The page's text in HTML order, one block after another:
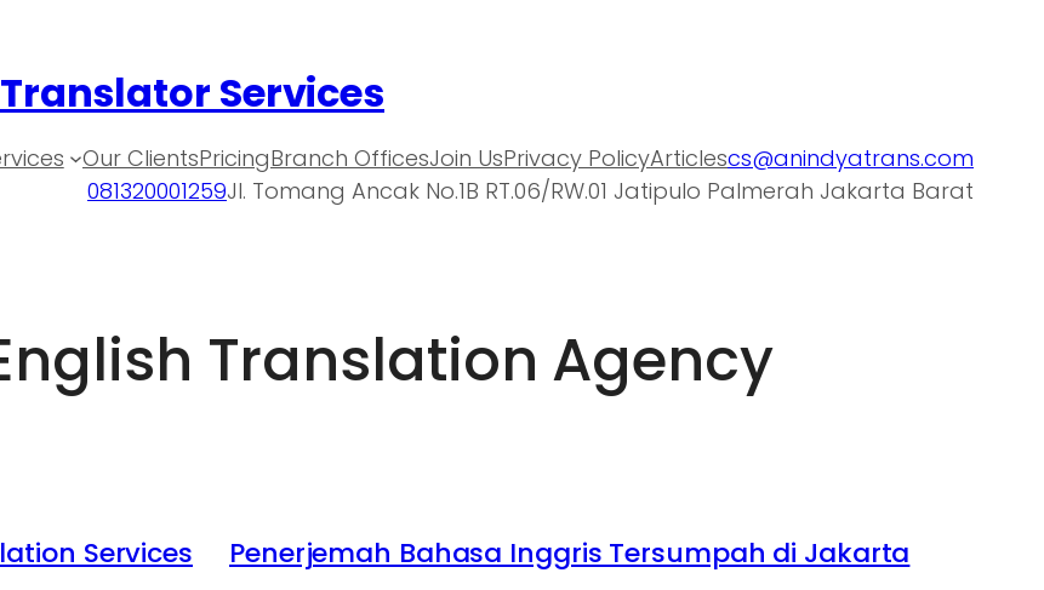
Services
Our ClientsPricingBranch OfficesJoin UsPrivacy PolicyArticlescs@anindyatrans.com
081320001259Jl. Tomang Ancak No.1B RT.06/RW.01 Jatipulo Palmerah Jakarta Barat
Translation Agency
Services Penerjemah Bahasa Inggris Tersumpah di Jakarta